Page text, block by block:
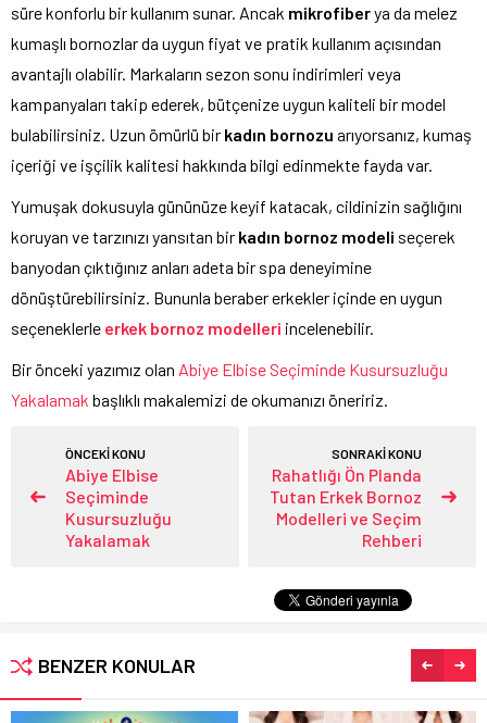
süre konforlu bir kullanım sunar. Ancak mikrofiberya da melez
kumaşlı bornozlar da uygun fiyat ve pratik kullanım açısından
avantajlı olabilir. Markaların sezon sonu indirimleri veya
kampanyaları takip ederek, bütçenize uygun kaliteli bir model
bulabilirsiniz. Uzun ömürlü bir kadın bornozu arıyorsanız, kumaş
içeriği ve işçilik kalitesi hakkında bilgi edinmekte fayda var.
Yumuşak dokusuyla gününüze keyif katacak, cildinizin sağlığını
koruyan ve tarzınızı yansıtan bir kadın bornoz modeli seçerek
banyodan çıktığınız anları adeta bir spa deneyimine
dönüştürebilirsiniz. Bununla beraber erkekler içinde en uygun
seçeneklerle erkek bornoz modelleri incelenebilir.
Bir önceki yazımız olan Abiye Elbise Seçiminde Kusursuzluğu
Yakalamak başlıklı makalemizi de okumanızı öneririz.
ÖNCEKİ KONU
Abiye Elbise
Seçiminde
Kusursuzluğu
Yakalamak
SONRAKİ KONU
Rahatlığı Ön Planda
Tutan Erkek Bornoz
Modelleri ve Seçim
Rehberi
BENZER KONULAR